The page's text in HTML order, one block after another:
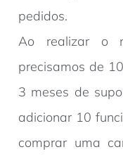
pedidos.
Ao realizar o
precisamos de
3 meses de
adicionar 10
comprar uma